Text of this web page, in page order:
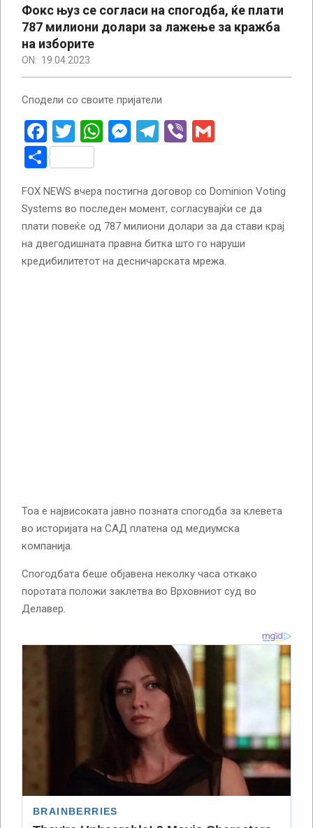
Фокс њуз се согласи на спогодба, ќе плати
787 милиони долари за лажење за кражба
на изборите
ON: 19.04.2023
Сподели со своите пријатели
Facebook
Twitter
WhatsApp
Messenger
Telegram
Viber
Share
FOX NEWS вчера постигна договор со Dominion Voting
Systems во последен момент, согласувајќи се да
плати повеќе од 787 милиони долари за да стави крај
на двегодишната правна битка што го наруши
кредибилитетот на десничарската мрежа.
Тоа е највисоката јавно позната спогодба за клевета
во историјата на САД платена од медиумска
компанија.
Спогодбата беше објавена неколку часа откако
поротата положи заклетва во Врховниот суд во
Делавер.